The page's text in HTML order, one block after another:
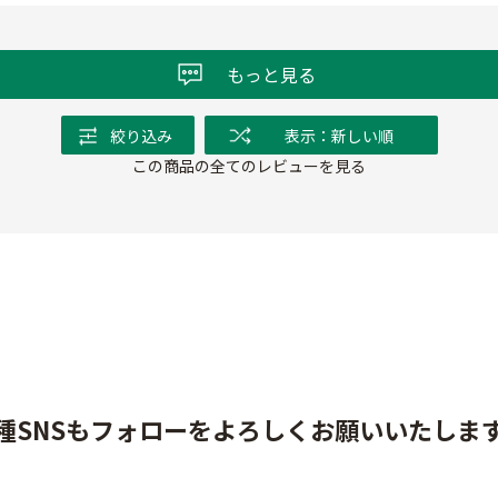
もっと見る
絞り込み
表示：新しい順
この商品の全てのレビューを見る
SNSもフォローをよろしくお願いいたしま